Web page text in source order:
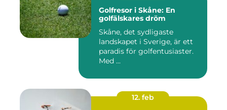
Golfresor i Skåne: En
golfälskares dröm
Skåne, det sydligaste
landskapet i Sverige, är ett
paradis för golfentusiaster.
Med ...
12. feb